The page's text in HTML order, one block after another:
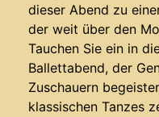
dieser Abend zu
der weit über den
Tauchen Sie ein in
Ballettabend, der
Zuschauern
klassischen Tanzes